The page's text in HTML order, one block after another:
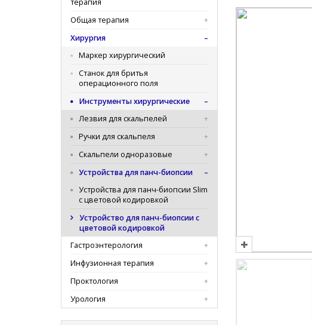
терапия
Общая терапия
Хирургия
Маркер хирургический
Станок для бритья
операционного поля
Инструменты хирургические
Лезвия для скальпелей
Ручки для скальпеля
Скальпели одноразовые
Устройства для панч-биопсии
Устройства для панч-биопсии Slim
с цветовой кодировкой
Устройство для панч-биопсии с
цветовой кодировкой
Гастроэнтерология
Инфузионная терапия
Проктология
Урология